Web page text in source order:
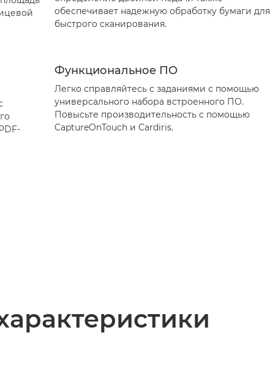
обеспечивает надежную обработку бумаги для
быстрого сканирования.
Функциональное ПО
Легко справляйтесь с заданиями с помощью
универсального набора встроенного ПО.
Повысьте производительность с помощью
CaptureOnTouch и Cardiris.